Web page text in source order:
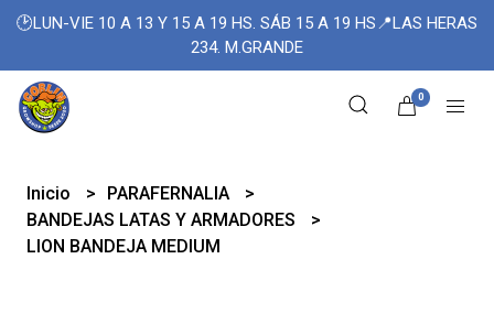
🕑LUN-VIE 10 A 13 Y 15 A 19 HS. SÁB 15 A 19 HS📍LAS HERAS
234. M.GRANDE
0
Inicio
PARAFERNALIA
BANDEJAS LATAS Y ARMADORES
LION BANDEJA MEDIUM